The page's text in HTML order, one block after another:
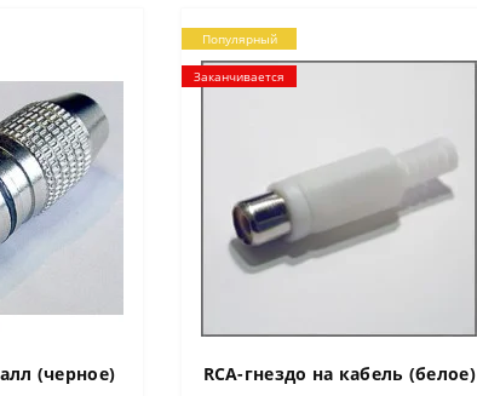
(черное)
Популярный
Заканчивается
RCA-гнездо на кабель (белое)